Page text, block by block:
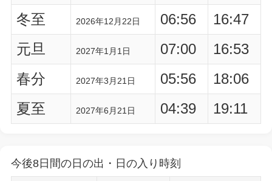
冬至
2026年12月22日 06:56
16:47
元旦
2027年1月1日 07:00
16:53
春分
2027年3月21日 05:56
18:06
夏至
2027年6月21日 04:39 19:11
今後8日間の日の出・日の入り時刻